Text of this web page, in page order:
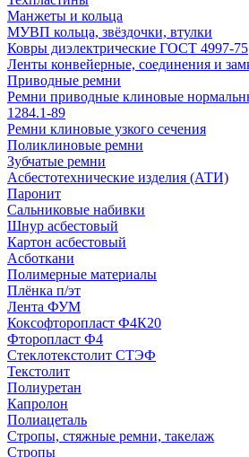
Манжеты и кольца
МУВП кольца, звёздочки, втулки
Ковры диэлектрические ГОСТ 4997-75
Ленты конвейерные, соединения и
Приводные ремни
Ремни приводные клиновые
1284.1-89
Ремни клиновые узкого сечения
Поликлиновые ремни
Зубчатые ремни
Асбестотехнические изделия (АТИ)
Паронит
Сальниковые набивки
Шнур асбестовый
Картон асбестовый
Асботкани
Полимерные материалы
Плёнка п/эт
Лента ФУМ
Коксофторопласт Ф4К20
Фторопласт Ф4
Стеклотекстолит СТЭФ
Текстолит
Полиуретан
Капролон
Полиацеталь
Стропы, стяжные ремни, такелаж
Стропы